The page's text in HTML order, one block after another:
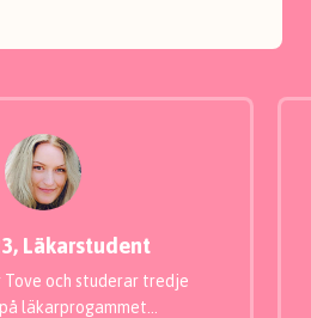
Läkarstudent
Tove och studerar tredje
läkarprogammet…